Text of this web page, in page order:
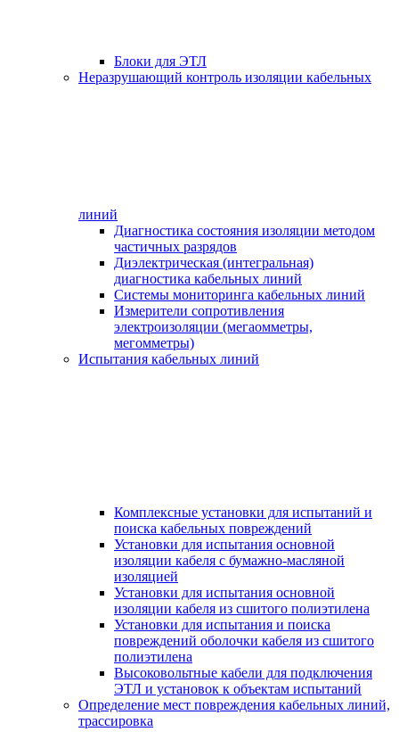
Блоки для ЭТЛ
Неразрушающий контроль изоляции кабельных
линий
Диагностика состояния изоляции методом
частичных разрядов
Диэлектрическая (интегральная)
диагностика кабельных линий
Системы мониторинга кабельных линий
Измерители сопротивления
электроизоляции (мегаомметры,
мегомметры)
Испытания кабельных линий
Комплексные установки для испытаний и
поиска кабельных повреждений
Установки для испытания основной
изоляции кабеля с бумажно-масляной
изоляцией
Установки для испытания основной
изоляции кабеля из сшитого полиэтилена
Установки для испытания и поиска
повреждений оболочки кабеля из сшитого
полиэтилена
Высоковольтные кабели для подключения
ЭТЛ и установок к объектам испытаний
Определение мест повреждения кабельных линий,
трассировка